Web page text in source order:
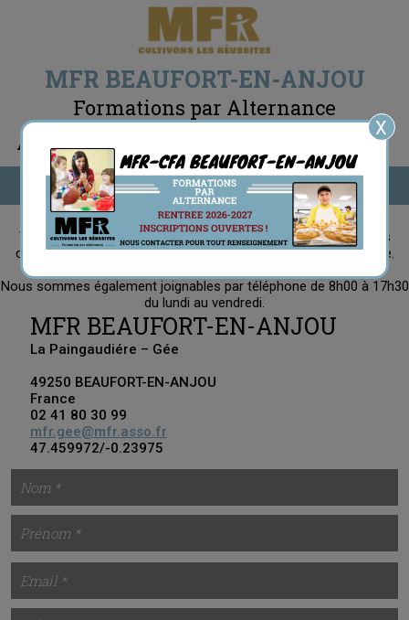
X
MFR BEAUFORT-EN-ANJOU
Formations par Alternance
Accueil Inscription
Menu
Contact
Vous souhaitez une information précise, n'hésitez pas à nous
contacter via ce formulaire, nous vous répondrons au plus vite.
Nous sommes également joignables par téléphone de 8h00 à 17h30
du lundi au vendredi.
MFR BEAUFORT-EN-ANJOU
La Paingaudiére – Gée
49250 BEAUFORT-EN-ANJOU
France
02 41 80 30 99
mfr.gee@mfr.asso.fr
47.459972/-0.23975